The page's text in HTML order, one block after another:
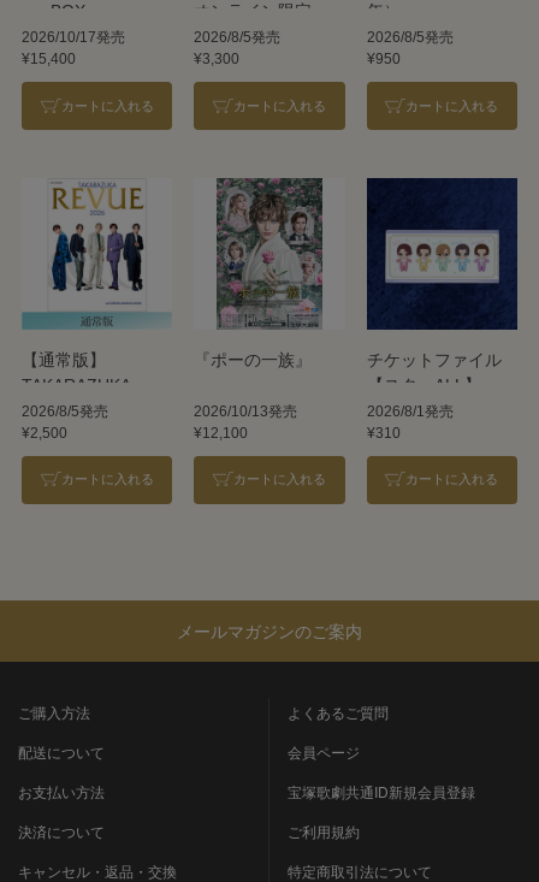
ray BOX
2026/10/17発売
¥15,400
カートに入れる
オンライン限定
版】TAKARAZUKA
REVUE 2026
2026/8/5発売
¥3,300
カートに入れる
年）
2026/8/5発売
¥950
カートに入れる
【通常版】
TAKARAZUKA
REVUE 2026
2026/8/5発売
¥2,500
カートに入れる
『ポーの一族』
2026/10/13発売
¥12,100
カートに入れる
チケットファイル
【スターALL】
2026/8/1発売
¥310
カートに入れる
メールマガジンのご案内
ご購入方法
配送について
お支払い方法
決済について
キャンセル・返品・交換
よくあるご質問
会員ページ
宝塚歌劇共通ID新規会員登録
ご利用規約
特定商取引法について